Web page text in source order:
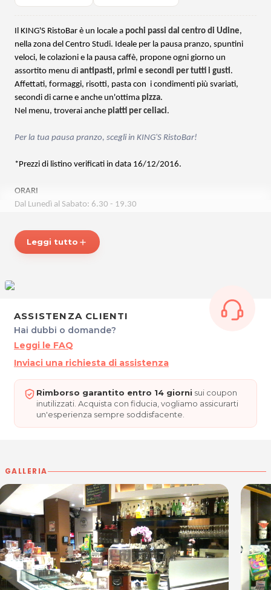
Il KING'S RistoBar è un locale a pochi passi dal centro di Udine,
nella zona del Centro Studi. Ideale per la pausa pranzo, spuntini
veloci, le colazioni e la pausa caffè, propone ogni giorno un
assortito menu di antipasti, primi e secondi per tutti i gusti.
Affettati, formaggi, risotti, pasta con i condimenti più svariati,
secondi di carne e anche un'ottima pizza.
Nel menu, troverai anche piatti per celiaci.
Per la tua pausa pranzo, scegli in KING'S RistoBar!
*Prezzi di listino verificati in data 16/12/2016.
ORARI
Dal Lunedì al Sabato: 6.30 - 19.30
KING'S RISTOBAR
Piazzale Cavedalis, 1
Per ulteriori informazioni sull'offerta o sulle modalità di acquisto
scrivi a
Leggi tutto add
ASSISTENZA CLIENTI
Hai dubbi o domande?
Leggi le FAQ
Inviaci una richiesta di assistenza
Rimborso garantito entro 14 giorni sui coupon
inutilizzati. Acquista con fiducia, vogliamo assicurarti
un'esperienza sempre soddisfacente.
GALLERIA